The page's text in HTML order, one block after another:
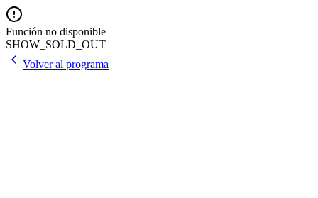
Función no disponible
SHOW_SOLD_OUT
Volver al programa